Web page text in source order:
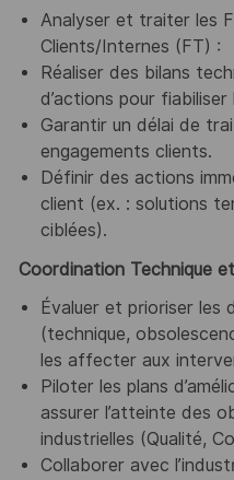
Analyser et traiter les
Clients/Internes (FT) :
Réaliser des bilans
d’actions pour
Garantir un délai de
engagements clients.
Définir des actions
client (ex. : solutions
ciblées).
Coordination Technique
Évaluer et prioriser les
(technique,
les affecter aux
Piloter les plans
assurer l’atteinte des
industrielles (Qualité,
Collaborer avec